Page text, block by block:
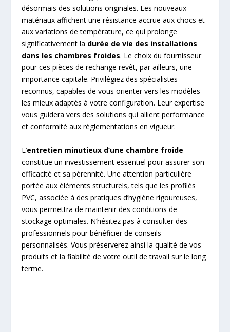
désormais des solutions originales. Les nouveaux
matériaux affichent une résistance accrue aux chocs et
aux variations de température, ce qui prolonge
significativement la durée de vie des installations
dans les chambres froides. Le choix du fournisseur
pour ces pièces de rechange revêt, par ailleurs, une
importance capitale. Privilégiez des spécialistes
reconnus, capables de vous orienter vers les modèles
les mieux adaptés à votre configuration. Leur expertise
vous guidera vers des solutions qui allient performance
et conformité aux réglementations en vigueur.
L’entretien minutieux d’une chambre froide
constitue un investissement essentiel pour assurer son
efficacité et sa pérennité. Une attention particulière
portée aux éléments structurels, tels que les profilés
PVC, associée à des pratiques d’hygiène rigoureuses,
vous permettra de maintenir des conditions de
stockage optimales. N’hésitez pas à consulter des
professionnels pour bénéficier de conseils
personnalisés. Vous préserverez ainsi la qualité de vos
produits et la fiabilité de votre outil de travail sur le long
terme.